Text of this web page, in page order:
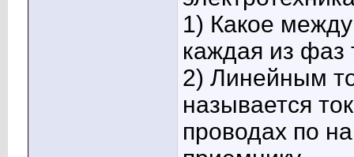
1) Какое
каждая из
2) Линейным
называется
проводах по